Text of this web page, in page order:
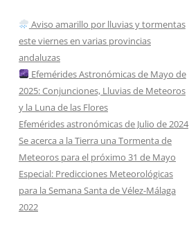
Aviso amarillo por lluvias y tormentas
este viernes en varias provincias
andaluzas
Efemérides Astronómicas de Mayo de
2025: Conjunciones, Lluvias de Meteoros
y la Luna de las Flores
Efemérides astronómicas de Julio de 2024
Se acerca a la Tierra una Tormenta de
Meteoros para el próximo 31 de Mayo
Especial: Predicciones Meteorológicas
para la Semana Santa de Vélez-Málaga
2022